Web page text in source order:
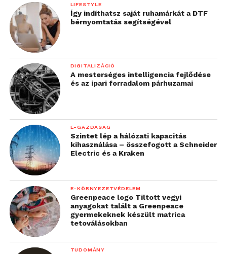
LIFESTYLE
Így indíthatsz saját ruhamárkát a DTF
bérnyomtatás segítségével
DIGITALIZÁCIÓ
A mesterséges intelligencia fejlődése
és az ipari forradalom párhuzamai
E-GAZDASÁG
Szintet lép a hálózati kapacitás
kihasználása – összefogott a Schneider
Electric és a Kraken
E-KÖRNYEZETVÉDELEM
Greenpeace logo Tiltott vegyi
anyagokat talált a Greenpeace
gyermekeknek készült matrica
tetoválásokban
TUDOMÁNY